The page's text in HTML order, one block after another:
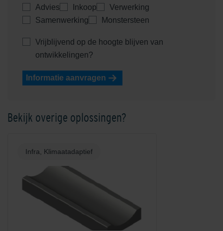
Advies Inkoop
Verwerking
Samenwerking
Monstersteen
Vrijblijvend op de hoogte blijven van
ontwikkelingen?
Informatie aanvragen
Bekijk overige oplossingen?
Infra, Klimaatadaptief